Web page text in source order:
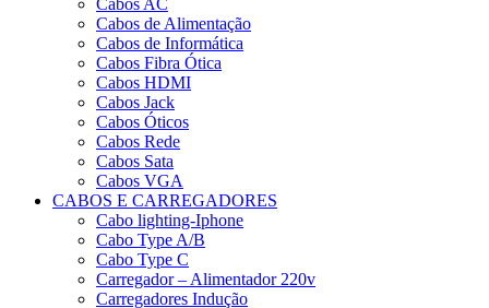
Cabos de Alimentação
Cabos de Informática
Cabos Fibra Ótica
Cabos HDMI
Cabos Jack
Cabos Óticos
Cabos Rede
Cabos Sata
Cabos VGA
CABOS E CARREGADORES
Cabo lighting-Iphone
Cabo Type A/B
Cabo Type C
Carregador – Alimentador 220v
Carregadores Indução